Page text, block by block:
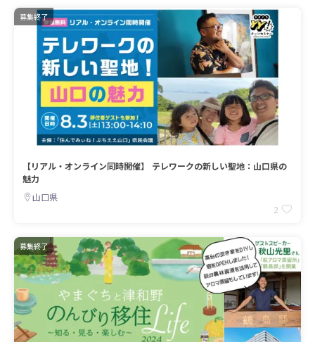
募集終了
【リアル・オンライン同時開催】 テレワークの新しい聖地：山口県の
魅力
山口県
2
募集終了